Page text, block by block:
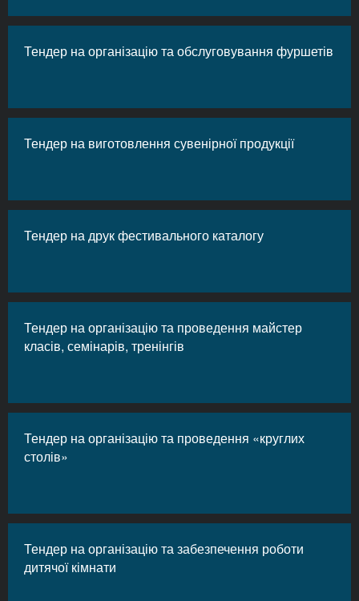
Тендер на організацію та обслуговування фуршетів
Тендер на виготовлення сувенірної продукції
Тендер на друк фестивального каталогу
Тендер на організацію та проведення майстер
класів, семінарів, тренінгів
Тендер на організацію та проведення «круглих
столів»
Тендер на організацію та забезпечення роботи
дитячої кімнати